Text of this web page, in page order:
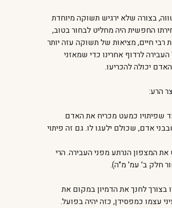
בצורה שלא ירגיש תשוקה מיוחדת
החפשית היה מחליט לבחור בטוב,
חיים, מציאות של תשוקה עזה יותר
לרדוף אחרינו כדי שמאזני
יכולה להכריעו.
הרע:
שפיתויו כמעט מכריח את האדם
אדם, שכולם ילעגו לו. גם זה פיתוי
המצפון הנרתע מפני העבירה. הרי
חלק ב' עמ' מ"ה).
בצורך לחנך את הדמיון במקום את
עצמו כמפסידן, כזה יהיה בפועל.